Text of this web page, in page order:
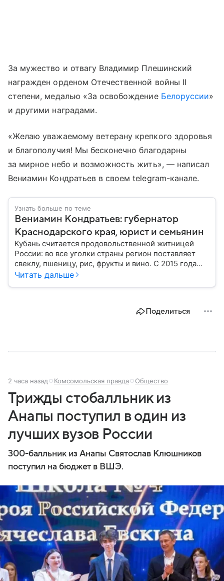
За мужество и отвагу Владимир Плешинский
награжден орденом Отечественной войны II
степени, медалью «За освобождение Белоруссии»
и другими наградами.
«Желаю уважаемому ветерану крепкого здоровья
и благополучия! Мы бесконечно благодарны
за мирное небо и возможность жить», — написал
Вениамин Кондратьев в своем telegram-канале.
Узнать больше по теме
Вениамин Кондратьев: губернатор
Краснодарского края, юрист и семьянин
Кубань считается продовольственной житницей
России: во все уголки страны регион поставляет
свеклу, пшеницу, рис, фрукты и вино. С 2015 года
субъект федерации возглавляет Вениамин
Читать дальше
Поделиться
2 часа назад Комсомольская правда Общество
Трижды стобалльник из
Анапы поступил в один из
лучших вузов России
300-балльник из Анапы Святослав Клюшников
поступил на бюджет в ВШЭ.